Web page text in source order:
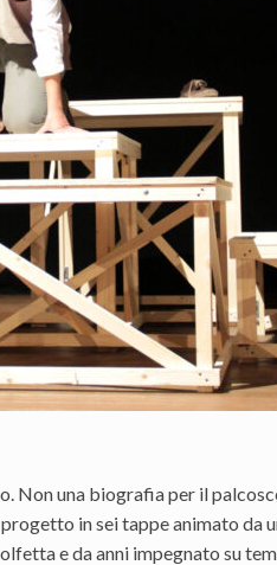
Non una biografia per il
in sei tappe animato da
e da anni impegnato su